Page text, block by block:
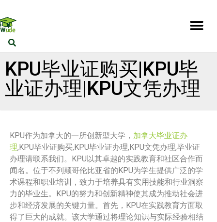
KPU毕业证购买|KPU毕
业证办理|KPU文凭办理
KPU作为加拿大的一所创新型大学， 加拿大毕业证办
理,KPU毕业证购买,KPU毕业证办理,KPU文凭办理,毕业证
办理请联系我们。KPU以其卓越的实践教育和社区合作而
闻名。位于不列颠哥伦比亚省的KPU为学生提供广泛的学
术课程和职业培训，致力于培养具有实用技能和行业洞察
力的毕业生。KPU的努力和创新精神使其成为推动社会进
步和经济发展的关键力量。首先，KPU在实践教育方面取
得了巨大的成就。该大学通过将理论知识与实际经验相结